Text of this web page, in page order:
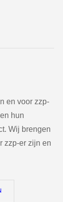
en voor zzp-
hun
Wij brengen
zzp-er zijn en